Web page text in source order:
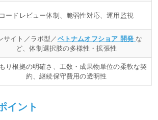
コードレビュー体制、脆弱性対応、運用監視
サイト／ラボ型／ ベトナムオフショア 開発 な
ど、体制選択肢の多様性・拡張性
り根拠の明確さ、工数・成果物単位の柔軟な契
約、継続保守費用の透明性
イント